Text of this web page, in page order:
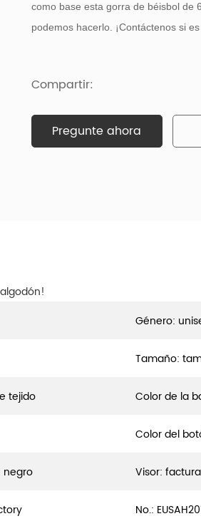
como base esta gorra de béisbol de
podemos hacerlo. ¡Contáctenos si
Compartir:
Pregunte ahora
Género:
Tamaño:
tejido Color de la
Color del
negro Visor:
No.: